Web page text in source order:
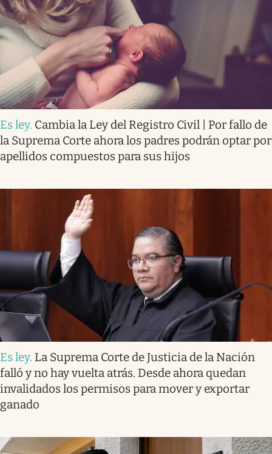
Es ley. Cambia la Ley del Registro Civil | Por fallo de
la Suprema Corte ahora los padres podrán optar por
apellidos compuestos para sus hijos
Es ley. La Suprema Corte de Justicia de la Nación
falló y no hay vuelta atrás. Desde ahora quedan
invalidados los permisos para mover y exportar
ganado